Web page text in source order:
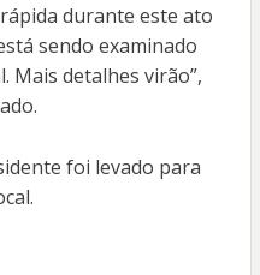
durante este ato
sendo examinado
Mais detalhes virão”,
foi levado para